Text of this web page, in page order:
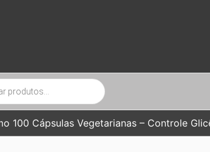
100 Cápsulas Vegetarianas – Controle